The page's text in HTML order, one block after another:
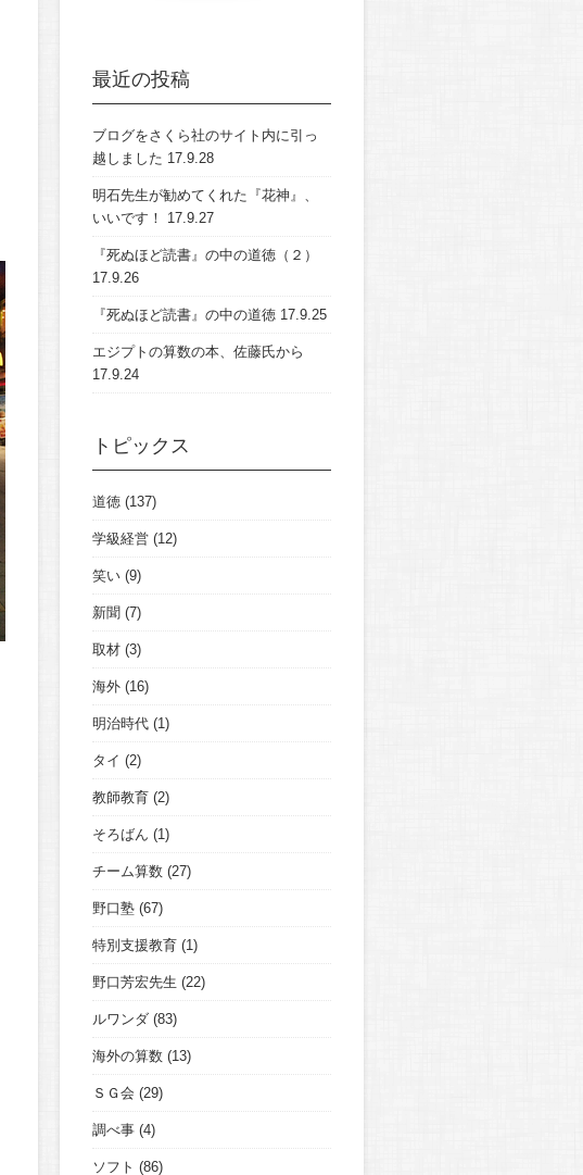
最近の投稿
ブログをさくら社のサイト内に引っ
越しました 17.9.28
明石先生が勧めてくれた『花神』、
いいです！
17.9.27
『死ぬほど読書』の中の道徳（２）
17.9.26
『死ぬほど読書』の中の道徳 17.9.25
エジプトの算数の本、佐藤氏から
17.9.24
トピックス
道徳 (137)
学級経営 (12)
笑い (9)
新聞 (7)
取材 (3)
海外 (16)
明治時代 (1)
タイ (2)
教師教育 (2)
そろばん (1)
チーム算数 (27)
野口塾 (67)
特別支援教育 (1)
野口芳宏先生 (22)
ルワンダ (83)
海外の算数 (13)
ＳＧ会 (29)
調べ事 (4)
ソフト (86)